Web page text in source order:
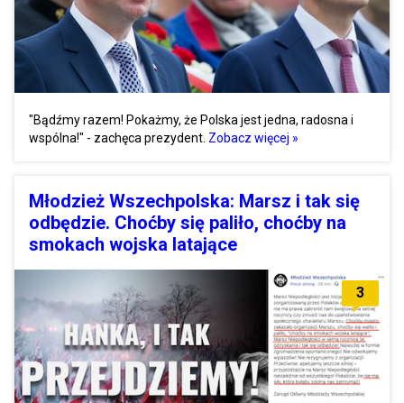
"Bądźmy razem! Pokażmy, że Polska jest jedna, radosna i
wspólna!" - zachęca prezydent. Zobacz więcej »
Młodzież Wszechpolska: Marsz i tak się
odbędzie. Choćby się paliło, choćby na
smokach wojska latające
3